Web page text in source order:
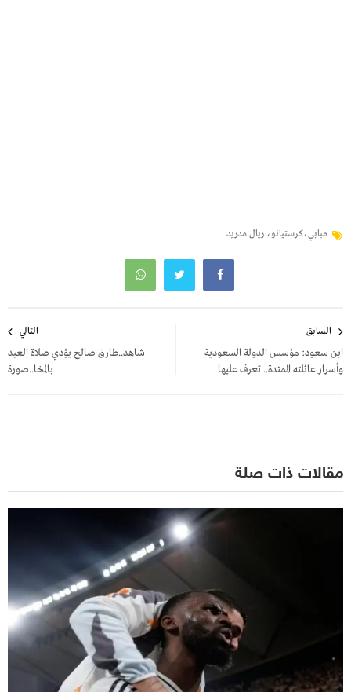
مبابي،كرستيانو، ريال مدريد
المقالات
السابق
ابن سعود: مؤسس الدولة السعودية
وأسرار عائلته الممتدة.. تعرف عليها
التالي
شاهد..طارق صالح يؤدي صلاة العيد
بالمخا..صورة
مقالات ذات صلة